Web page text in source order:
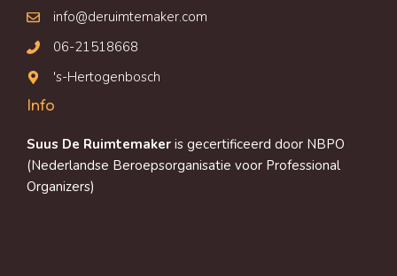
info@deruimtemaker.com
06-21518668
's-Hertogenbosch
Info
Suus De Ruimtemaker is gecertificeerd door NBPO
(Nederlandse Beroepsorganisatie voor Professional
Organizers)